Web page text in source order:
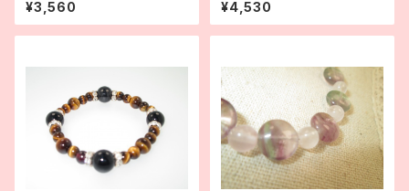
ク水晶×ロンデル
¥3,560
ウライトターコイズ×水晶
¥4,530